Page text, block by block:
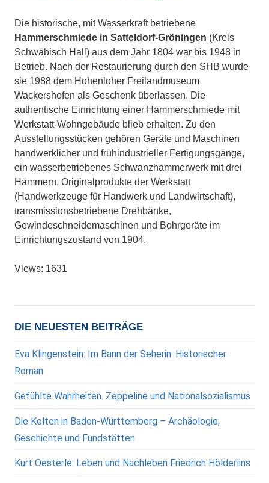
Die historische, mit Wasserkraft betriebene
Hammerschmiede in Satteldorf-Gröningen (Kreis
Schwäbisch Hall) aus dem Jahr 1804 war bis 1948 in
Betrieb. Nach der Restaurierung durch den SHB wurde
sie 1988 dem Hohenloher Freilandmuseum
Wackershofen als Geschenk überlassen. Die
authentische Einrichtung einer Hammerschmiede mit
Werkstatt-Wohngebäude blieb erhalten. Zu den
Ausstellungsstücken gehören Geräte und Maschinen
handwerklicher und frühindustrieller Fertigungsgänge,
ein wasserbetriebenes Schwanzhammerwerk mit drei
Hämmern, Originalprodukte der Werkstatt
(Handwerkzeuge für Handwerk und Landwirtschaft),
transmissionsbetriebene Drehbänke,
Gewindeschneidemaschinen und Bohrgeräte im
Einrichtungszustand von 1904.
Views: 1631
DIE NEUESTEN BEITRÄGE
Eva Klingenstein: Im Bann der Seherin. Historischer
Roman
Gefühlte Wahrheiten. Zeppeline und Nationalsozialismus
Die Kelten in Baden-Württemberg – Archäologie,
Geschichte und Fundstätten
Kurt Oesterle: Leben und Nachleben Friedrich Hölderlins